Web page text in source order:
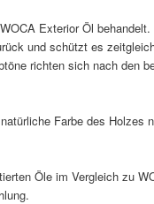
Exterior Öl
und schützt es
richten sich nach den
Farbe des Holzes
Öle im Vergleich zu